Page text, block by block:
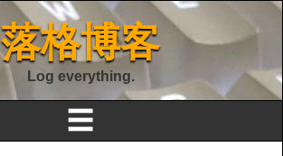
落格博客
Log everything.
☰